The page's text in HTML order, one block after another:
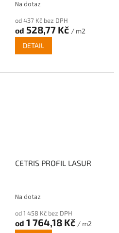
Na dotaz
od 437 Kč bez DPH
od 528,77 Kč / m2
DETAIL
CETRIS PROFIL LASUR
Na dotaz
od 1 458 Kč bez DPH
od 1 764,18 Kč / m2